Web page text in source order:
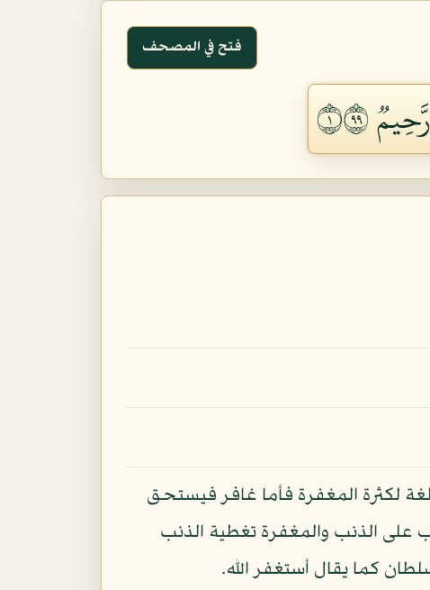
فتح في المصحف
١٩٩
لكثرة المغفرة فأما غافر فيستحق
على الذنب والمغفرة تغطية الذنب
كما يقال أستغفر الله.